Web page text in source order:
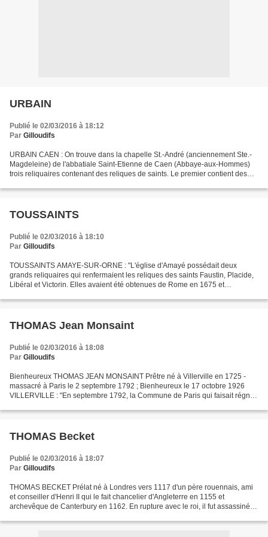
URBAIN
Publié le 02/03/2016 à 18:12
Par Gilloudifs
URBAIN CAEN : On trouve dans la chapelle St.-André (anciennement Ste.-
Magdeleine) de l'abbatiale Saint-Etienne de Caen (Abbaye-aux-Hommes)
trois reliquaires contenant des reliques de saints. Le premier contient des
TOUSSAINTS
Publié le 02/03/2016 à 18:10
Par Gilloudifs
TOUSSAINTS AMAYE-SUR-ORNE : "L'église d'Amayé possédait deux
grands reliquaires qui renfermaient les reliques des saints Faustin, Placide,
Libéral et Victorin. Elles avaient été obtenues de Rome en 1675 et
THOMAS Jean Monsaint
Publié le 02/03/2016 à 18:08
Par Gilloudifs
Bienheureux THOMAS JEAN MONSAINT Prêtre né à Villerville en 1725 -
massacré à Paris le 2 septembre 1792 ; Bienheureux le 17 octobre 1926
VILLERVILLE : "En septembre 1792, la Commune de Paris qui faisait régner
THOMAS Becket
Publié le 02/03/2016 à 18:07
Par Gilloudifs
THOMAS BECKET Prélat né à Londres vers 1117 d'un père rouennais, ami
et conseiller d'Henri II qui le fait chancelier d'Angleterre en 1155 et
archevêque de Canterbury en 1162. En rupture avec le roi, il fut assassiné